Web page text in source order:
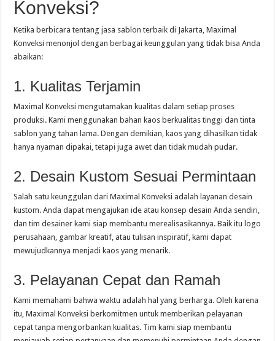
Konveksi?
Ketika berbicara tentang jasa sablon terbaik di Jakarta, Maximal
Konveksi menonjol dengan berbagai keunggulan yang tidak bisa Anda
abaikan:
1. Kualitas Terjamin
Maximal Konveksi mengutamakan kualitas dalam setiap proses
produksi. Kami menggunakan bahan kaos berkualitas tinggi dan tinta
sablon yang tahan lama. Dengan demikian, kaos yang dihasilkan tidak
hanya nyaman dipakai, tetapi juga awet dan tidak mudah pudar.
2. Desain Kustom Sesuai Permintaan
Salah satu keunggulan dari Maximal Konveksi adalah layanan desain
kustom. Anda dapat mengajukan ide atau konsep desain Anda sendiri,
dan tim desainer kami siap membantu merealisasikannya. Baik itu logo
perusahaan, gambar kreatif, atau tulisan inspiratif, kami dapat
mewujudkannya menjadi kaos yang menarik.
3. Pelayanan Cepat dan Ramah
Kami memahami bahwa waktu adalah hal yang berharga. Oleh karena
itu, Maximal Konveksi berkomitmen untuk memberikan pelayanan
cepat tanpa mengorbankan kualitas. Tim kami siap membantu